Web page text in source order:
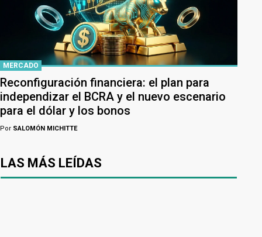
MERCADO
Reconfiguración financiera: el plan para
independizar el BCRA y el nuevo escenario
para el dólar y los bonos
Por SALOMÓN MICHITTE
LAS MÁS LEÍDAS